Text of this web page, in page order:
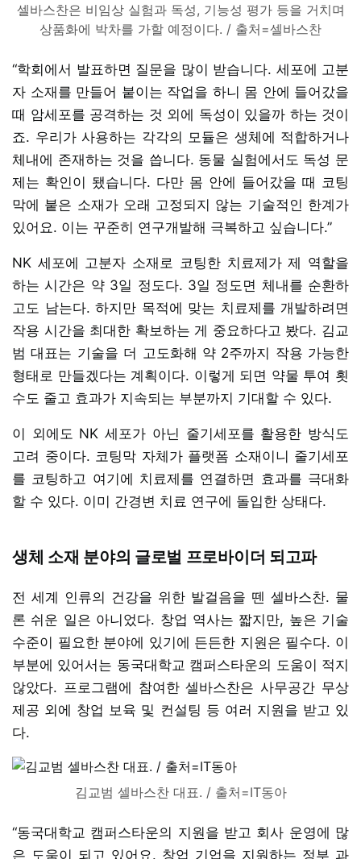
셀바스찬은 비임상 실험과 독성, 기능성 평가 등을 거치며
상품화에 박차를 가할 예정이다. / 출처=셀바스찬
“학회에서 발표하면 질문을 많이 받습니다. 세포에 고분
자 소재를 만들어 붙이는 작업을 하니 몸 안에 들어갔을
때 암세포를 공격하는 것 외에 독성이 있을까 하는 것이
죠. 우리가 사용하는 각각의 모듈은 생체에 적합하거나
체내에 존재하는 것을 씁니다. 동물 실험에서도 독성 문
제는 확인이 됐습니다. 다만 몸 안에 들어갔을 때 코팅
막에 붙은 소재가 오래 고정되지 않는 기술적인 한계가
있어요. 이는 꾸준히 연구개발해 극복하고 싶습니다.”
NK 세포에 고분자 소재로 코팅한 치료제가 제 역할을
하는 시간은 약 3일 정도다. 3일 정도면 체내를 순환하
고도 남는다. 하지만 목적에 맞는 치료제를 개발하려면
작용 시간을 최대한 확보하는 게 중요하다고 봤다. 김교
범 대표는 기술을 더 고도화해 약 2주까지 작용 가능한
형태로 만들겠다는 계획이다. 이렇게 되면 약물 투여 횟
수도 줄고 효과가 지속되는 부분까지 기대할 수 있다.
이 외에도 NK 세포가 아닌 줄기세포를 활용한 방식도
고려 중이다. 코팅막 자체가 플랫폼 소재이니 줄기세포
를 코팅하고 여기에 치료제를 연결하면 효과를 극대화
할 수 있다. 이미 간경변 치료 연구에 돌입한 상태다.
생체 소재 분야의 글로벌 프로바이더 되고파
전 세계 인류의 건강을 위한 발걸음을 뗀 셀바스찬. 물
론 쉬운 일은 아니었다. 창업 역사는 짧지만, 높은 기술
수준이 필요한 분야에 있기에 든든한 지원은 필수다. 이
부분에 있어서는 동국대학교 캠퍼스타운의 도움이 적지
않았다. 프로그램에 참여한 셀바스찬은 사무공간 무상
제공 외에 창업 보육 및 컨설팅 등 여러 지원을 받고 있
다.
김교범 셀바스찬 대표. / 출처=IT동아
“동국대학교 캠퍼스타운의 지원을 받고 회사 운영에 많
은 도움이 되고 있어요. 창업 기업을 지원하는 정부 과